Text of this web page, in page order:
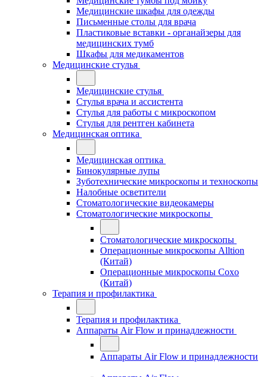
Медицинские шкафы для одежды
Письменные столы для врача
Пластиковые вставки - органайзеры для
медицинских тумб
Шкафы для медикаментов
Медицинские стулья
Медицинские стулья
Стулья врача и ассистента
Стулья для работы с микроскопом
Стулья для рентген кабинета
Медицинская оптика
Медицинская оптика
Бинокулярные лупы
Зуботехнические микроскопы и техноскопы
Налобные осветители
Стоматологические видеокамеры
Стоматологические микроскопы
Стоматологические микроскопы
Операционные микроскопы Alltion
(Китай)
Операционные микроскопы Coxo
(Китай)
Терапия и профилактика
Терапия и профилактика
Аппараты Air Flow и принадлежности
Аппараты Air Flow и принадлежности